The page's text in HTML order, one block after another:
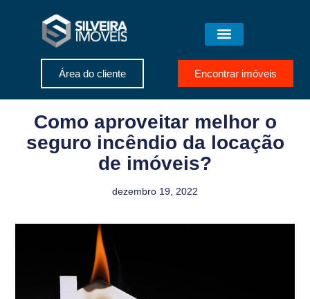
Área do cliente Encontrar imóveis
Como aproveitar melhor o
seguro incêndio da locação
de imóveis?
dezembro 19, 2022